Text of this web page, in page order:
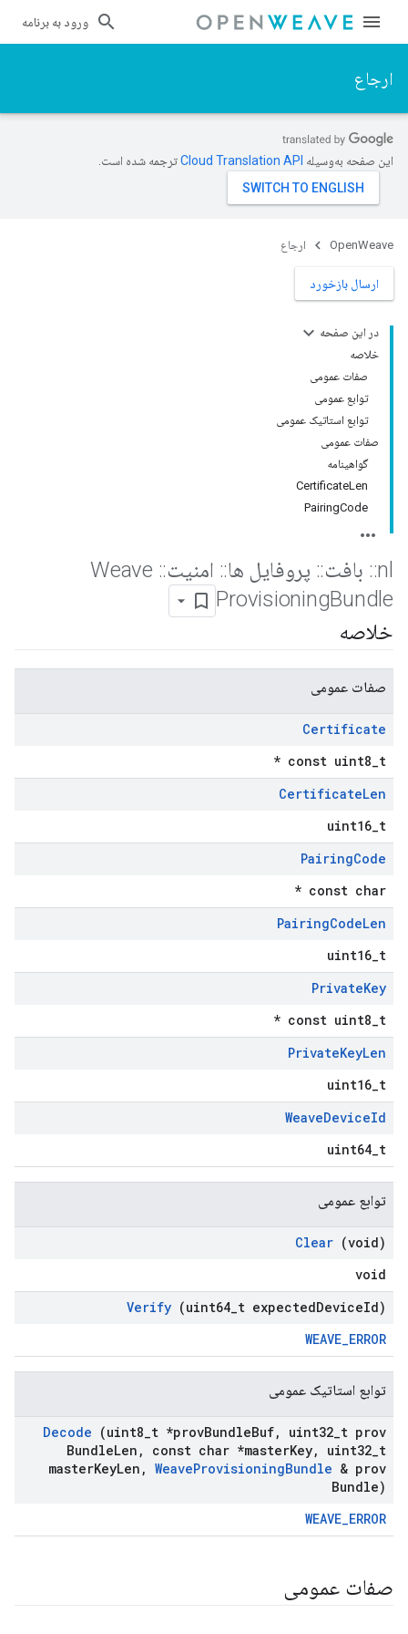
ورود به برنامه
ارجاع
این صفحه به‌وسیله ترجمه شده است.
OpenWeave ارجاع
ارسال بازخورد
در این صفحه
خلاصه
صفات عمومی
توابع عمومی
توابع استاتیک عمومی
صفات عمومی
گواهینامه
CertificateLen
PairingCode
nl
:: بافت:: پروفایل ها:: امنیت::
ProvisioningBundle
خلاصه
صفات عمومی
Certificate
const uint8_t *
CertificateLen
uint16_t
PairingCode
const char *
PairingCodeLen
uint16_t
PrivateKey
const uint8_t *
PrivateKeyLen
uint16_t
WeaveDeviceId
uint64_t
توابع عمومی
Clear (void)
void
Verify (uint64 t expectedDeviceId)
WEAVE_ERROR
توابع استاتیک عمومی
Decode (uint8 t *provBundleBuf, uint32 t prov
BundleLen , const char *masterKey, uint32 t
masterKeyLen , WeaveProvisioningBundle & prov
Bundle)
WEAVE_ERROR
صفات عمومی